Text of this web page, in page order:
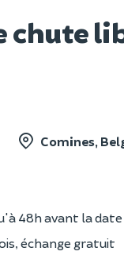
chute
Comines,
48h avant la
échange gratuit